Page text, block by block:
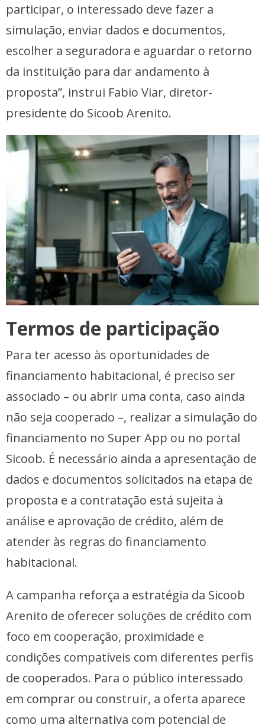
participar, o interessado deve fazer a
simulação, enviar dados e documentos,
escolher a seguradora e aguardar o retorno
da instituição para dar andamento à
proposta”, instrui Fabio Viar, diretor-
presidente do Sicoob Arenito.
Termos de participação
Para ter acesso às oportunidades de
financiamento habitacional, é preciso ser
associado – ou abrir uma conta, caso ainda
não seja cooperado –, realizar a simulação do
financiamento no Super App ou no portal
Sicoob. É necessário ainda a apresentação de
dados e documentos solicitados na etapa de
proposta e a contratação está sujeita à
análise e aprovação de crédito, além de
atender às regras do financiamento
habitacional.
A campanha reforça a estratégia da Sicoob
Arenito de oferecer soluções de crédito com
foco em cooperação, proximidade e
condições compatíveis com diferentes perfis
de cooperados. Para o público interessado
em comprar ou construir, a oferta aparece
como uma alternativa com potencial de